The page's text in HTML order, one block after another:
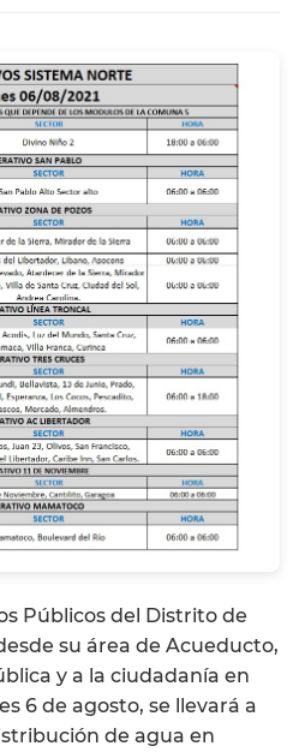
Públicos del Distrito de
su área de Acueducto,
y a la ciudadanía en
6 de agosto, se llevará a
de agua en